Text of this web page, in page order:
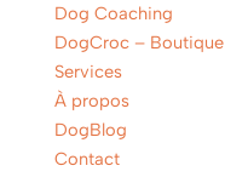
Dog Coaching
DogCroc – Boutique
Services
À propos
DogBlog
Contact